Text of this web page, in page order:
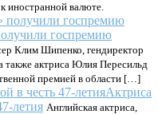
иностранной валюте.
госпремию
Клим Шипенко, гендиректор
также актриса Юлия Пересильд
премией в области […]
Актриса
летия Английская актриса,